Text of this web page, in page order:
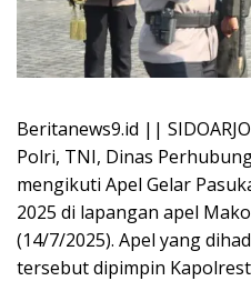
Beritanews9.id ||
Polri, TNI, Dinas
mengikuti Apel Gelar
2025 di lapangan apel
(14/7/2025). Apel yang
tersebut dipimpin